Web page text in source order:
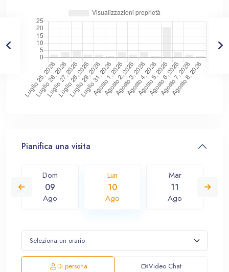
Pianifica una visita
Dom
09
Ago
Lun
10
Ago
Mar
11
Ago
Di persona Video Chat